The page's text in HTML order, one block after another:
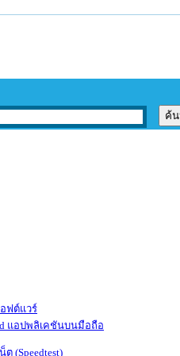
ฟต์แวร์
แอปพลิเคชันบนมือถือ
ต (Speedtest)